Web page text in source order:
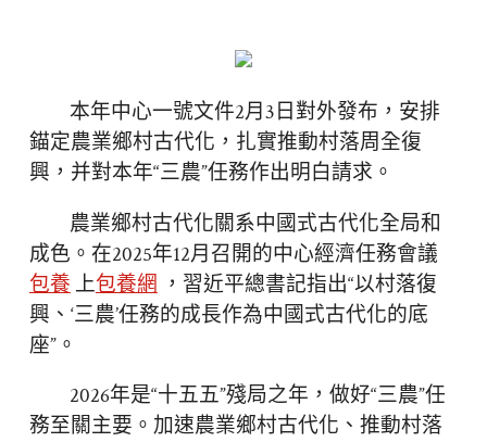
本年中心一號文件2月3日對外發布，安排
錨定農業鄉村古代化，扎實推動村落周全復
興，并對本年“三農”任務作出明白請求。
農業鄉村古代化關系中國式古代化全局和
成色。在2025年12月召開的中心經濟任務會議
包養 上包養網 ，習近平總書記指出“以村落復
興、‘三農’任務的成長作為中國式古代化的底
座”。
2026年是“十五五”殘局之年，做好“三農”任
務至關主要。加速農業鄉村古代化、推動村落